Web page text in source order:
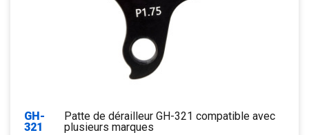
GH-
321
Patte de dérailleur GH-321 compatible avec
plusieurs marques